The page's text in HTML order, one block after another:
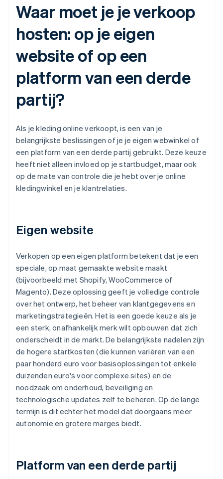
Waar moet je je verkoop
hosten: op je eigen
website of op een
platform van een derde
partij?
Als je kleding online verkoopt, is een van je
belangrijkste beslissingen of je je eigen webwinkel of
een platform van een derde partij gebruikt. Deze keuze
heeft niet alleen invloed op je startbudget, maar ook
op de mate van controle die je hebt over je online
kledingwinkel en je klantrelaties.
Eigen website
Verkopen op een eigen platform betekent dat je een
speciale, op maat gemaakte website maakt
(bijvoorbeeld met Shopify, WooCommerce of
Magento). Deze oplossing geeft je volledige controle
over het ontwerp, het beheer van klantgegevens en
marketingstrategieën. Het is een goede keuze als je
een sterk, onafhankelijk merk wilt opbouwen dat zich
onderscheidt in de markt. De belangrijkste nadelen zijn
de hogere startkosten (die kunnen variëren van een
paar honderd euro voor basisoplossingen tot enkele
duizenden euro's voor complexe sites) en de
noodzaak om onderhoud, beveiliging en
technologische updates zelf te beheren. Op de lange
termijn is dit echter het model dat doorgaans meer
autonomie en grotere marges biedt.
Platform van een derde partij